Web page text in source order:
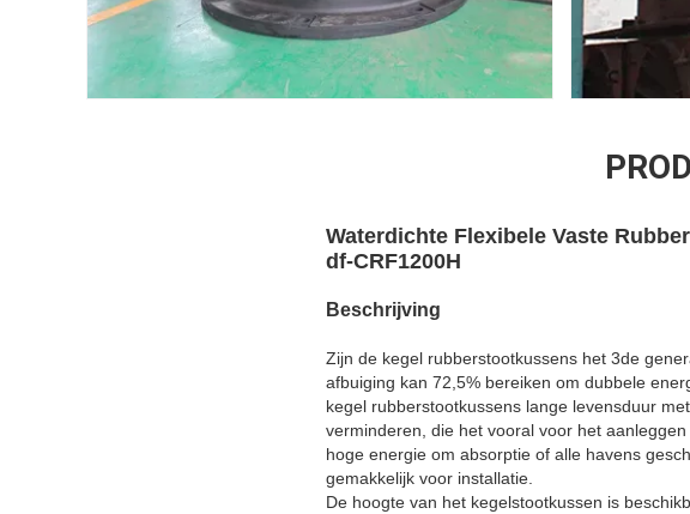
Waterdichte Flexibele Vaste
df-CRF1200H
Beschrijving
Zijn de kegel rubberstootkussens het 3de
afbuiging kan 72,5% bereiken om dubbele
kegel rubberstootkussens lange levensduur
verminderen, die het vooral voor het
hoge energie om absorptie of alle havens
gemakkelijk voor installatie.
De hoogte van het kegelstootkussen is